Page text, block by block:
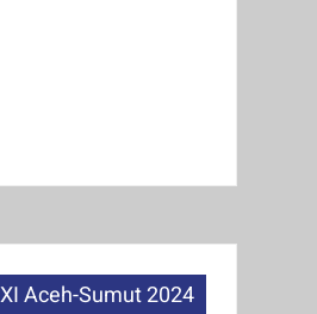
Aceh-Sumut 2024